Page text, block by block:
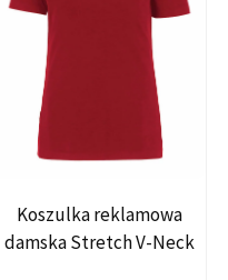
Koszulka reklamowa
damska Stretch V-Neck